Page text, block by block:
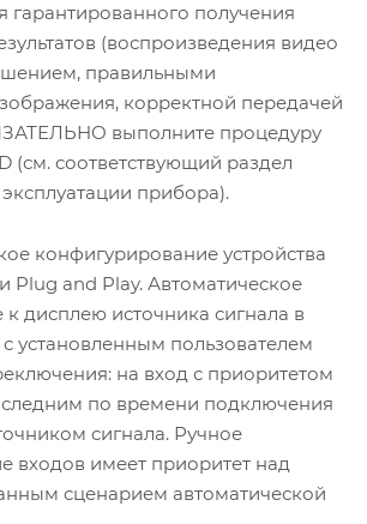
гарантированного получения
(воспроизведения видео
правильными
корректной передачей
выполните процедуру
(см. соответствующий раздел
прибора).
конфигурирование устройства
Plug and Play. Автоматическое
дисплею источника сигнала в
с установленным пользователем
на вход с приоритетом
по времени подключения
сигнала. Ручное
входов имеет приоритет над
сценарием автоматической